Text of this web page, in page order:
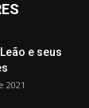
e seus
2021